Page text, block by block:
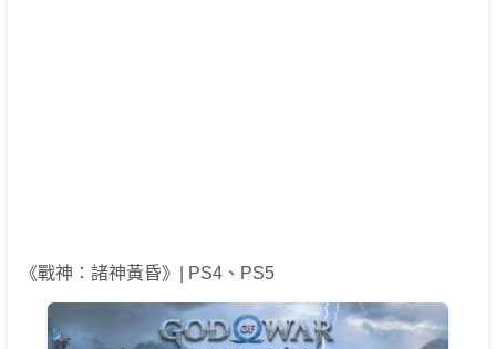
《戰神：諸神黃昏》| PS4、PS5